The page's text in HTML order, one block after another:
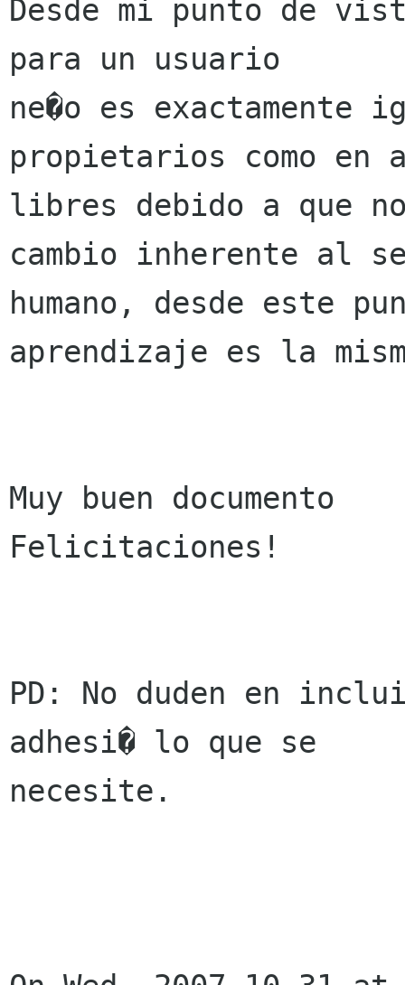
Desde mi punto de
para un usuario
ne�o es exactamente
propietarios como en
libres debido a que
cambio inherente al
humano, desde este
aprendizaje es la
Muy buen documento
Felicitaciones!
PD: No duden en
adhesi� lo que se
necesite.